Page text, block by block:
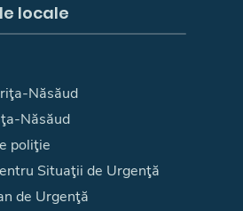
locale
Năsăud
Năsăud
poliţie
Situaţii de Urgenţă
de Urgenţă